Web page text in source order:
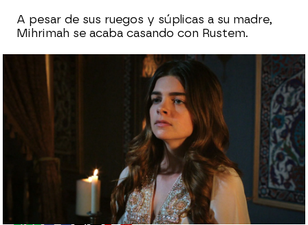
A pesar de sus ruegos y súplicas a su madre,
Mihrimah se acaba casando con Rustem.
Nova
Publicado: 20 de febrero de 2023, 22:49